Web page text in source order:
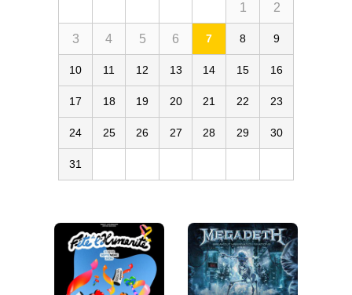
1 2
3 4 5 6 7 8 9
10 11 12 13 14 15 16
17 18 19 20 21 22 23
24 25 26 27 28 29 30
31